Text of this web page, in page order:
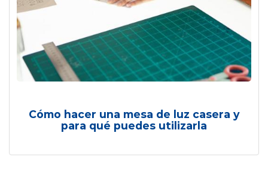
Cómo hacer una mesa de luz casera y
para qué puedes utilizarla